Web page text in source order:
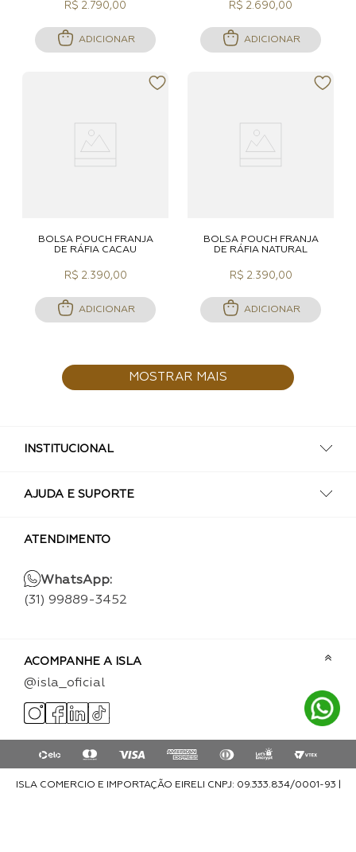
R$ 2.790,00
ADICIONAR
R$ 2.690,00
ADICIONAR
BOLSA POUCH FRANJA
DE RÁFIA CACAU
R$ 2.390,00
ADICIONAR
BOLSA POUCH FRANJA
DE RÁFIA NATURAL
R$ 2.390,00
ADICIONAR
MOSTRAR MAIS
INSTITUCIONAL
AJUDA E SUPORTE
ATENDIMENTO
WhatsApp:
(31) 99889-3452
ACOMPANHE A ISLA
@isla_oficial
ISLA COMERCIO E IMPORTAÇÃO EIRELI CNPJ: 09.333.834/0001-93 |